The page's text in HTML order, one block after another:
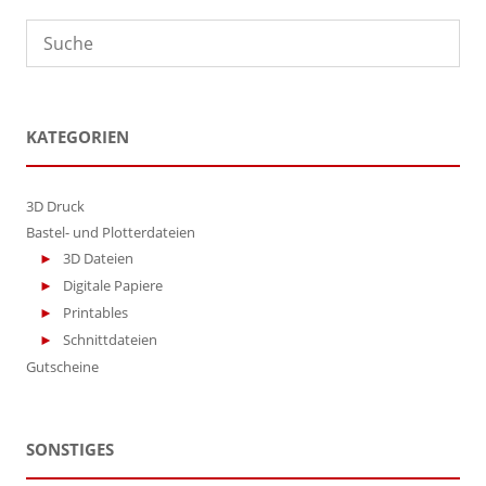
auf
Produktseite
gewählt
Produktseite
KATEGORIEN
3D Druck
Bastel- und Plotterdateien
3D Dateien
Digitale Papiere
Printables
Schnittdateien
Gutscheine
SONSTIGES